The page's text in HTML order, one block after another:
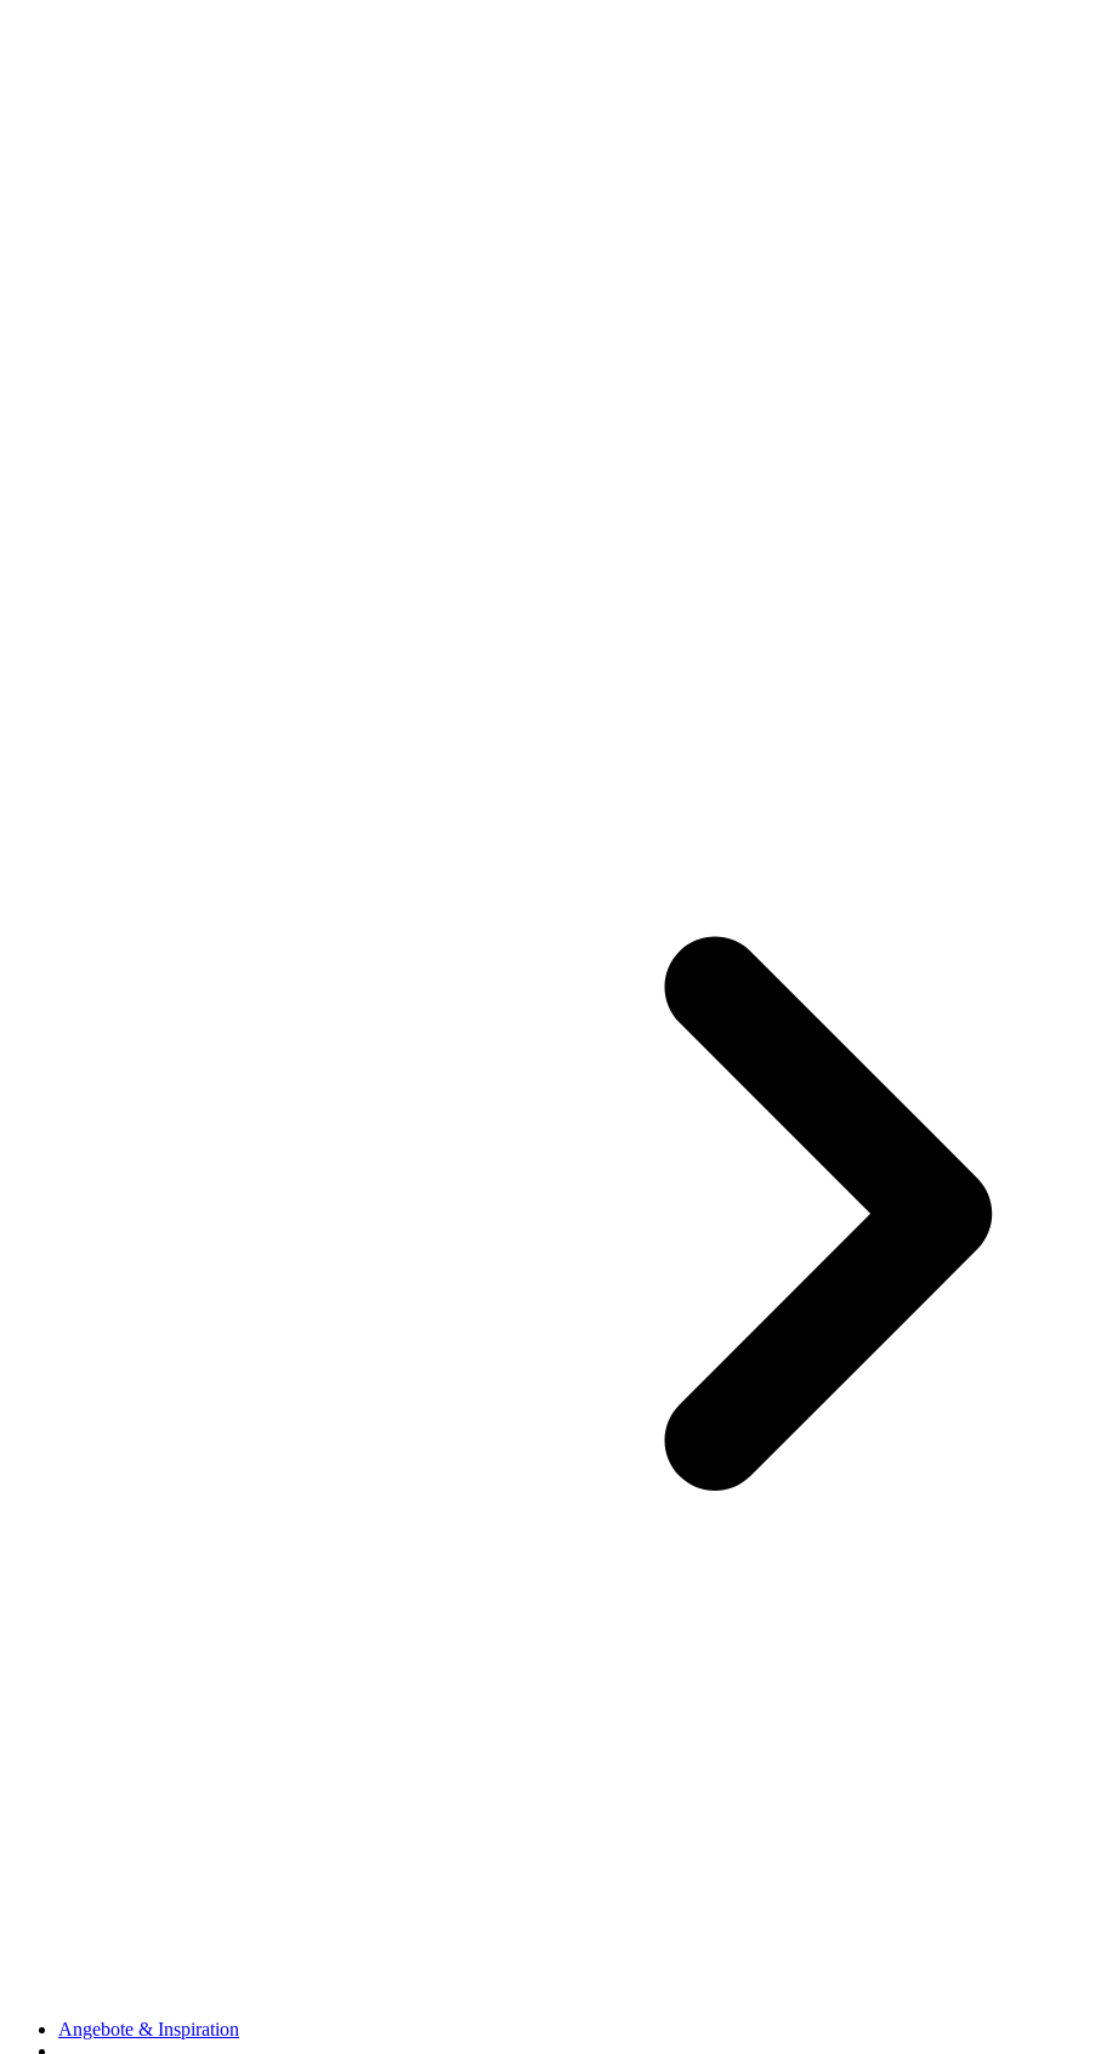
Angebote & Inspiration